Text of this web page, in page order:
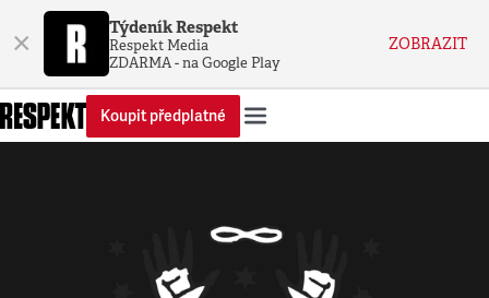
× Týdeník Respekt
Respekt Media
ZDARMA - na Google Play
ZOBRAZIT
Koupit předplatné